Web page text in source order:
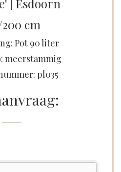
| Esdoorn
200 cm
Pot 90 liter
meerstammig
pl035